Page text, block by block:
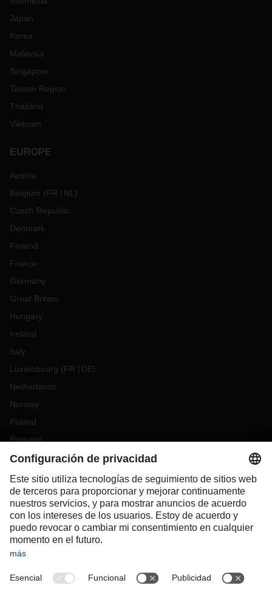
Japan
Korea
Malaysia
Singapore
Taiwan Region
Thailand
Vietnam
EUROPE
Austria
Belgium (FR NL )
Czech Republic
Denmark
Finland
France
Germany
Great Britain
Hungary
Ireland
Italy
Luxembourg (FR DE)
Netherlands
Norway
Poland
Portugal
Romania
Slovakia
Spain
Sweden
Switzerland(DE FR)
Turkey
OCEANIA